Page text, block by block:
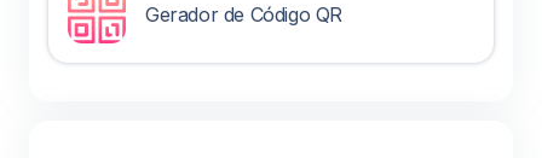
Gerador de Código QR